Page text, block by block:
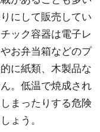
にして販売してい
ック容器は電子レ
お弁当箱などのプ
に紙類、木製品な
。低温で焼成され
まったりする危険
ょう。